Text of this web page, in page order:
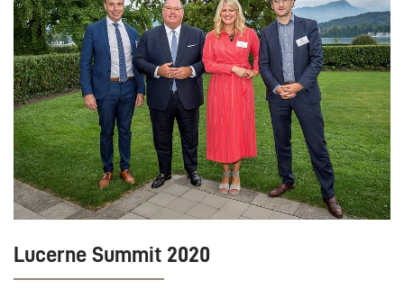
Lucerne Summit 2020